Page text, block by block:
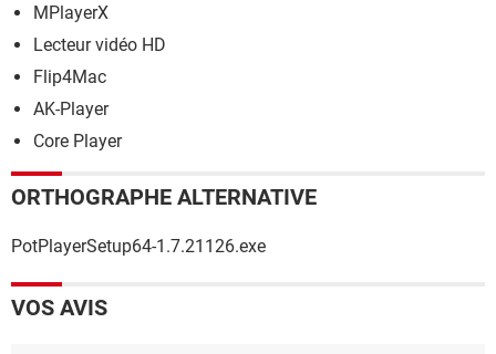
MPlayerX
Lecteur vidéo HD
Flip4Mac
AK-Player
Core Player
ORTHOGRAPHE ALTERNATIVE
PotPlayerSetup64-1.7.21126.exe
VOS AVIS